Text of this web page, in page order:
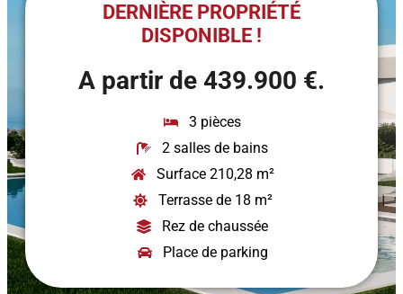
DERNIÈRE PROPRIÉTÉ
DISPONIBLE !
A partir de 439.900 €.
3 pièces
2 salles de bains
Surface 210,28 m²
Terrasse de 18 m²
Rez de chaussée
Place de parking